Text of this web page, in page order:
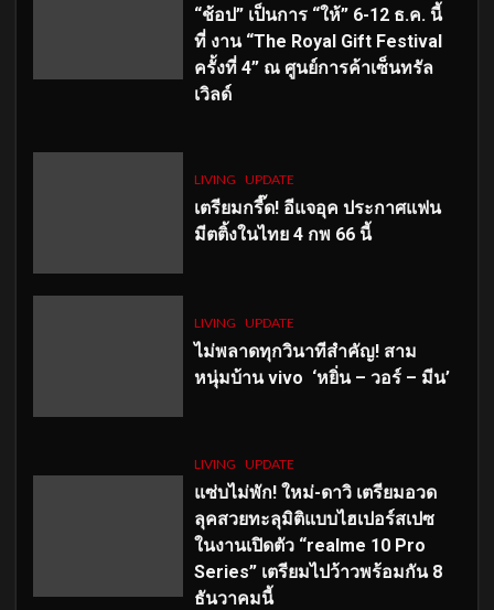
“ช้อป” เป็นการ “ให้” 6-12 ธ.ค. นี้
ที่ งาน “The Royal Gift Festival
ครั้งที่ 4” ณ ศูนย์การค้าเซ็นทรัล
เวิลด์
LIVING UPDATE
เตรียมกรี๊ด! อีแจอุค ประกาศแฟน
มีตติ้งในไทย 4 กพ 66 นี้
LIVING UPDATE
ไม่พลาดทุกวินาทีสำคัญ! สาม
หนุ่มบ้าน vivo ‘หยิ่น – วอร์ – มีน’
LIVING UPDATE
แซ่บไม่พัก! ใหม่-ดาวิ เตรียมอวด
ลุคสวยทะลุมิติแบบไฮเปอร์สเปซ
ในงานเปิดตัว “realme 10 Pro
Series” เตรียมไปว้าวพร้อมกัน 8
ธันวาคมนี้